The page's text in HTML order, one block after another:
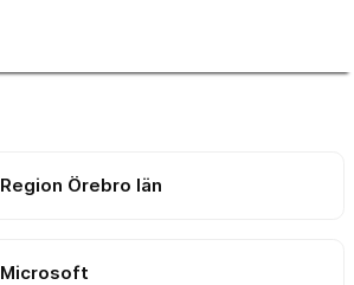
Region Örebro län
Microsoft